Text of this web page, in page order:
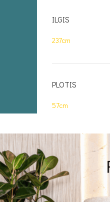
ILGIS
237cm
PLOTIS
57cm